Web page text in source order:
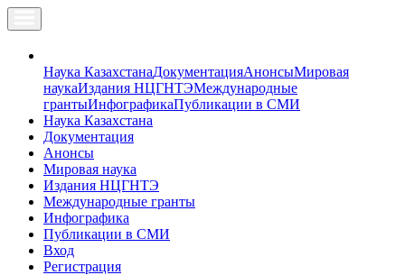
Наука КазахстанаДокументацияАнонсыМировая
наукаИздания НЦГНТЭМеждународные
грантыИнфографикаПубликации в СМИ
Наука Казахстана
Документация
Анонсы
Мировая наука
Издания НЦГНТЭ
Международные гранты
Инфографика
Публикации в СМИ
Вход
Регистрация